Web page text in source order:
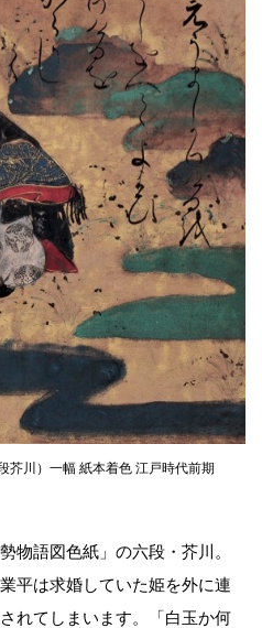
芥川）一幅 紙本着色 江戸時代前期
物語図色紙」の六段・芥川。
平は求婚していた姫を外に連
れてしまいます。「白玉か何